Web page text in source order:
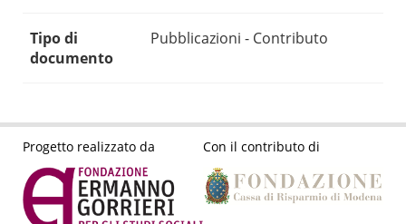
Tipo di
documento
Pubblicazioni - Contributo
Progetto realizzato da Con il contributo di